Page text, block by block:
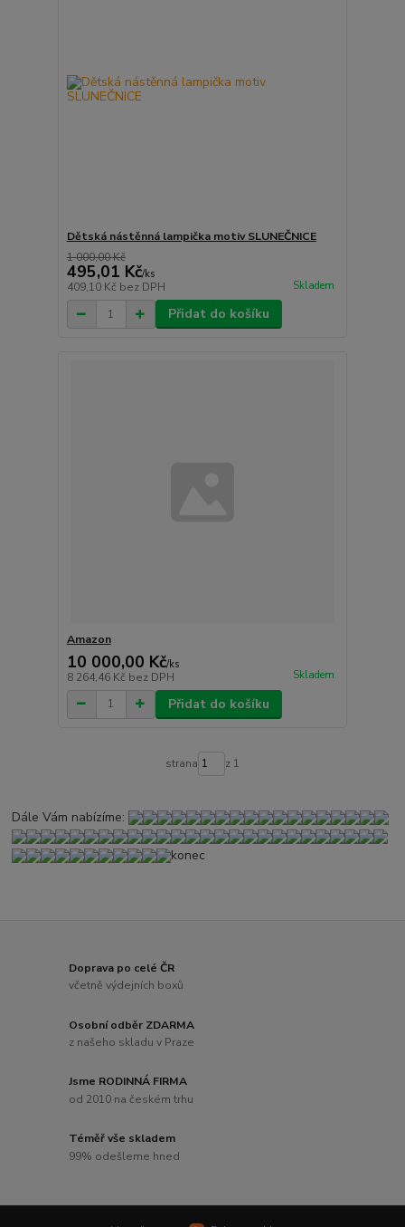
Dětská nástěnná lampička motiv SLUNEČNICE
1 000,00 Kč
495,01 Kč/ks
409,10 Kč bez DPH Skladem
Přidat do košíku
Amazon
10 000,00 Kč/ks
8 264,46 Kč bez DPH Skladem
Přidat do košíku
strana z 1
Dále Vám nabízíme:
konec
Doprava po celé ČR
včetně výdejních boxů
Osobní odběr ZDARMA
z našeho skladu v Praze
Jsme RODINNÁ FIRMA
od 2010 na českém trhu
Téměř vše skladem
99% odešleme hned